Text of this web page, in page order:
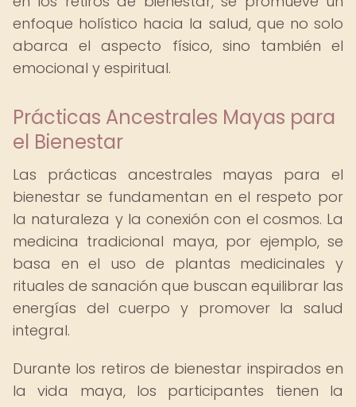
enfoque holístico hacia la salud, que no solo
abarca el aspecto físico, sino también el
emocional y espiritual.
Prácticas Ancestrales Mayas para
el Bienestar
Las prácticas ancestrales mayas para el
bienestar se fundamentan en el respeto por
la naturaleza y la conexión con el cosmos. La
medicina tradicional maya, por ejemplo, se
basa en el uso de plantas medicinales y
rituales de sanación que buscan equilibrar las
energías del cuerpo y promover la salud
integral.
Durante los retiros de bienestar inspirados en
la vida maya, los participantes tienen la